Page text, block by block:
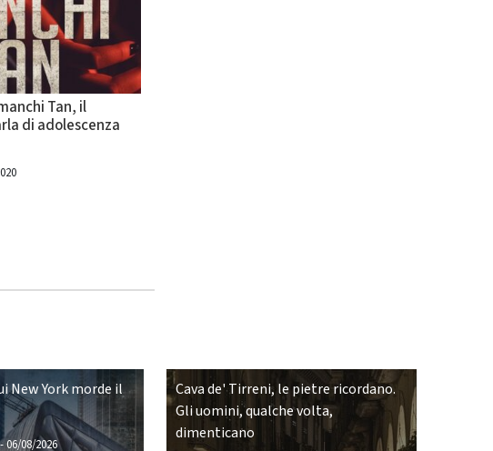
Tan, il
di adolescenza
New York morde il
06/08/2026
Cava de' Tirreni, le pietre ricordano.
Gli uomini, qualche volta,
dimenticano